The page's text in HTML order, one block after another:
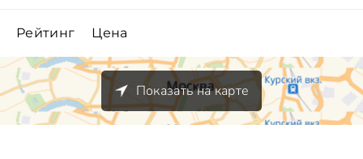
Рейтинг Цена
Показать на карте